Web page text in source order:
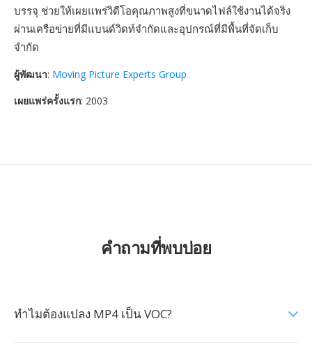
บรรจุ ช่วยให้เผยแพร่วิดีโอคุณภาพสูงที่ขนาดไฟล์ใช้งานได้จริง
ผ่านเครือข่ายที่มีแบนด์วิดท์จำกัดและอุปกรณ์ที่มีพื้นที่จัดเก็บ
จำกัด
ผู้พัฒนา: Moving Picture Experts Group
เผยแพร่ครั้งแรก: 2003
คำถามที่พบบ่อย
ทำไมต้องแปลง MP4 เป็น VOC?